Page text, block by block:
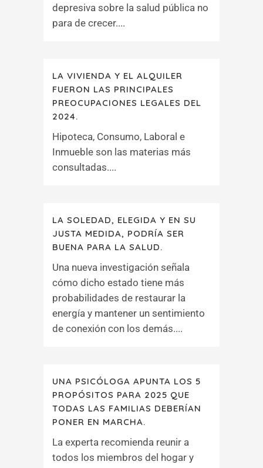
depresiva sobre la salud pública no
para de crecer....
LA VIVIENDA Y EL ALQUILER
FUERON LAS PRINCIPALES
PREOCUPACIONES LEGALES DEL
2024.
Hipoteca, Consumo, Laboral e
Inmueble son las materias más
consultadas....
LA SOLEDAD, ELEGIDA Y EN SU
JUSTA MEDIDA, PODRÍA SER
BUENA PARA LA SALUD.
Una nueva investigación señala
cómo dicho estado tiene más
probabilidades de restaurar la
energía y mantener un sentimiento
de conexión con los demás....
UNA PSICÓLOGA APUNTA LOS 5
PROPÓSITOS PARA 2025 QUE
TODAS LAS FAMILIAS DEBERÍAN
PONER EN MARCHA.
La experta recomienda reunir a
todos los miembros del hogar y